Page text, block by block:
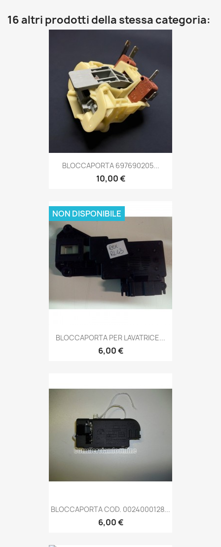
16 altri prodotti della stessa categoria:
BLOCCAPORTA 697690205...
10,00 €
BLOCCAPORTA PER LAVATRICE...
6,00 €
NON DISPONIBILE
BLOCCAPORTA COD. 0024000128...
6,00 €